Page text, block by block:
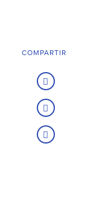
COMPARTIR